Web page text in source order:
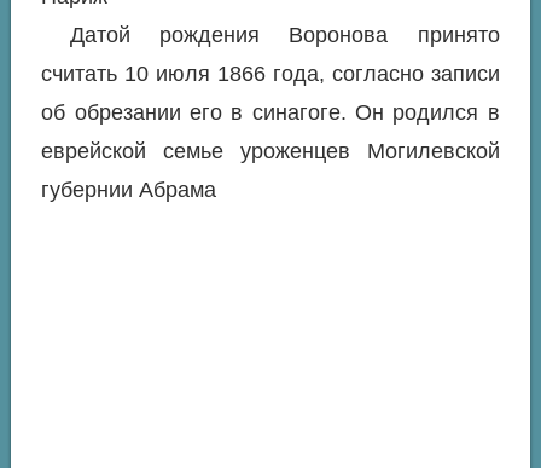
Датой рождения Воронова принято
считать 10 июля 1866 года, согласно записи
об обрезании его в синагоге. Он родился в
еврейской семье уроженцев Могилевской
губернии Абрама